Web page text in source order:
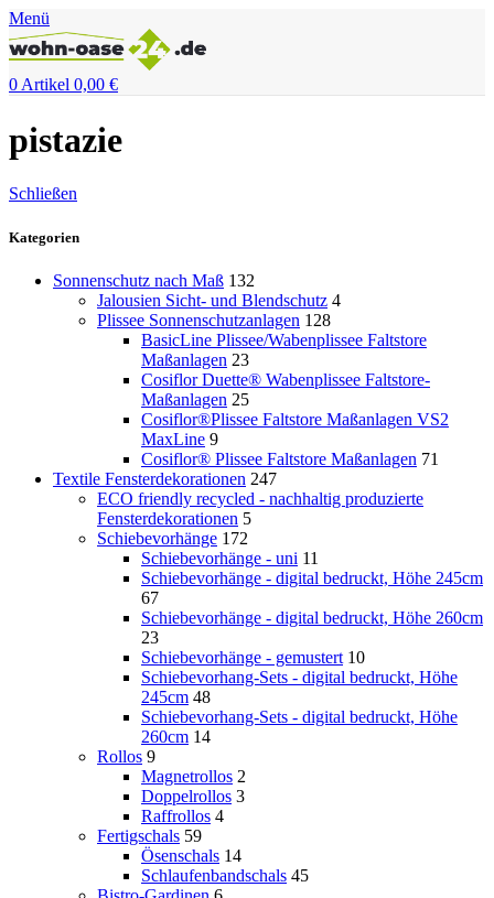
Menü
0Artikel 0,00 €
pistazie
Schließen
Kategorien
Sonnenschutz nach Maß 132
Jalousien Sicht- und Blendschutz 4
Plissee Sonnenschutzanlagen 128
BasicLine Plissee/Wabenplissee Faltstore
Maßanlagen 23
Cosiflor Duette® Wabenplissee Faltstore-
Maßanlagen 25
Cosiflor®Plissee Faltstore Maßanlagen VS2
MaxLine 9
Cosiflor® Plissee Faltstore Maßanlagen 71
Textile Fensterdekorationen 247
ECO friendly recycled - nachhaltig produzierte
Fensterdekorationen 5
Schiebevorhänge 172
Schiebevorhänge - uni 11
Schiebevorhänge - digital bedruckt, Höhe 245cm
67
Schiebevorhänge - digital bedruckt, Höhe 260cm
23
Schiebevorhänge - gemustert 10
Schiebevorhang-Sets - digital bedruckt, Höhe
245cm 48
Schiebevorhang-Sets - digital bedruckt, Höhe
260cm 14
Rollos 9
Magnetrollos 2
Doppelrollos 3
Raffrollos 4
Fertigschals 59
Ösenschals 14
Schlaufenbandschals 45